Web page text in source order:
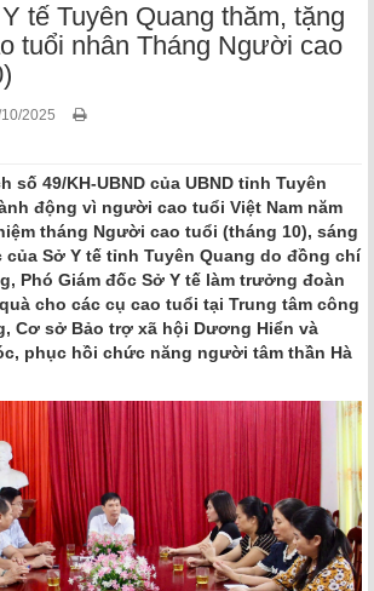
tế Tuyên Quang thăm, tặng
tuổi nhân Tháng Người cao
2025
số 49/KH-UBND của UBND tỉnh Tuyên
động vì người cao tuổi Việt Nam năm
tháng Người cao tuổi (tháng 10), sáng
của Sở Y tế tỉnh Tuyên Quang do đồng chí
Phó Giám đốc Sở Y tế làm trưởng đoàn
cho các cụ cao tuổi tại Trung tâm công
Cơ sở Bảo trợ xã hội Dương Hiển và
phục hồi chức năng người tâm thần Hà